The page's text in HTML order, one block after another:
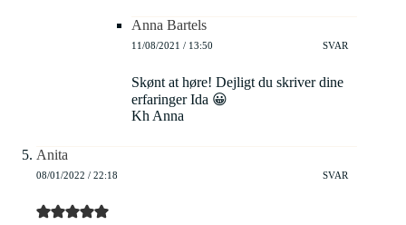
Anna Bartels
11/08/2021 / 13:50 SVAR
Skønt at høre! Dejligt du skriver dine
erfaringer Ida 😀
Kh Anna
Anita
08/01/2022 / 22:18 SVAR